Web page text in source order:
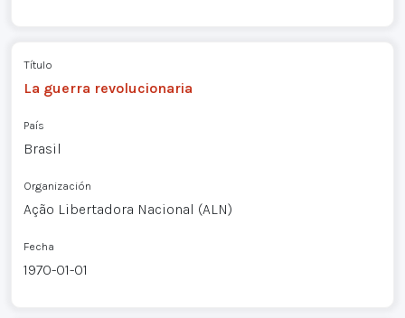
Título
La guerra revolucionaria
País
Brasil
Organización
Ação Libertadora Nacional (ALN)
Fecha
1970-01-01